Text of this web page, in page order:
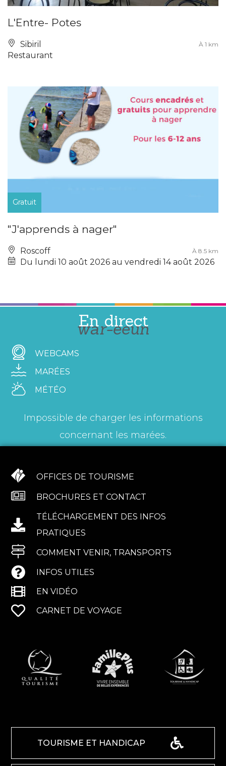
L'Entre- Potes
Sibiril À 1 km
Restaurant
Gratuit
"J'apprends à nager"
Roscoff À 8.5 km
Du lundi 10 août 2026 au vendredi 14 août 2026
En direct
war-eeun
WEBCAMS
MARÉES
MÉTÉO
Impossible de charger les informations
concernant les marées.
OFFICES DE TOURISME
BROCHURES ET CONTACT
TÉLÉCHARGEMENT DES INFOS
PRATIQUES
COMMENT VENIR, TRANSPORTS
INFOS UTILES
EN VIDÉO
CARNET DE VOYAGE
TOURISME ET HANDICAP